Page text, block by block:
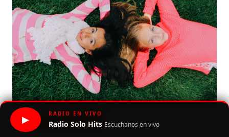
Destacada Lifestyle
▶
RADIO EN VIVO
Radio Solo Hits Escuchanos en vivo